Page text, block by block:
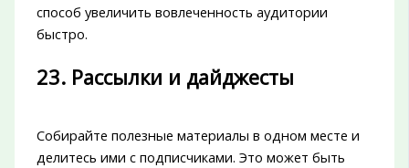
способ увеличить вовлеченность аудитории
быстро.
23. Рассылки и дайджесты
Собирайте полезные материалы в одном месте и
делитесь ими с подписчиками. Это может быть